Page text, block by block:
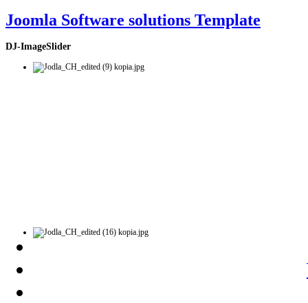
Joomla Software solutions Template
DJ-ImageSlider